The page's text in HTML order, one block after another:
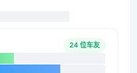
24 位车友